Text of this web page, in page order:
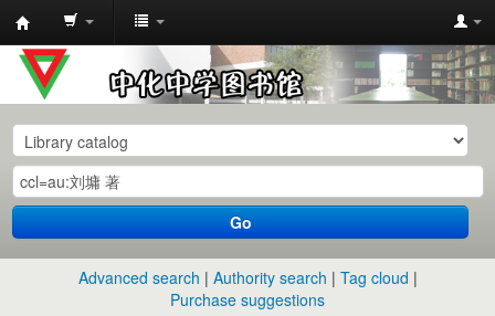
中
化
中
学
图
书
馆
Go
Advanced search Authority search
Tag cloud
Purchase suggestions